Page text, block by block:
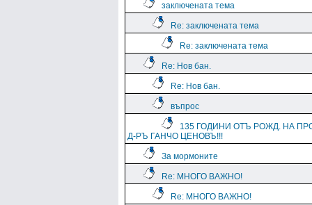
заключената тема
Re: заключената тема
Re: заключената тема
Re: Нов бан.
Re: Нов бан.
въпрос
135 ГОДИНИ ОТЪ РОЖД. НА
Д-РЪ ГАНЧО ЦЕНОВЪ!!!
За мормоните
Re: МНОГО ВАЖНО!
Re: МНОГО ВАЖНО!